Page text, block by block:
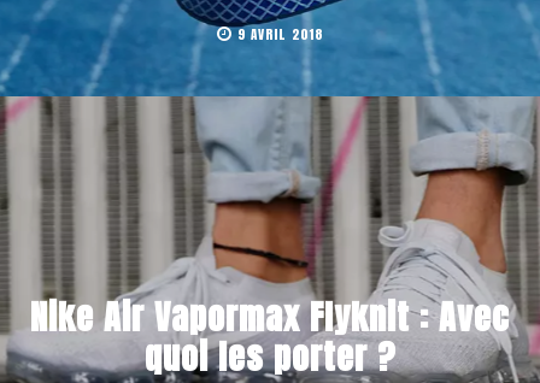
9 AVRIL 2018
Nike Air Vapormax Flyknit : Avec
quoi les porter ?